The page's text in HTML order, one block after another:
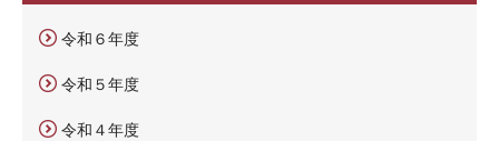
令和６年度
令和５年度
令和４年度